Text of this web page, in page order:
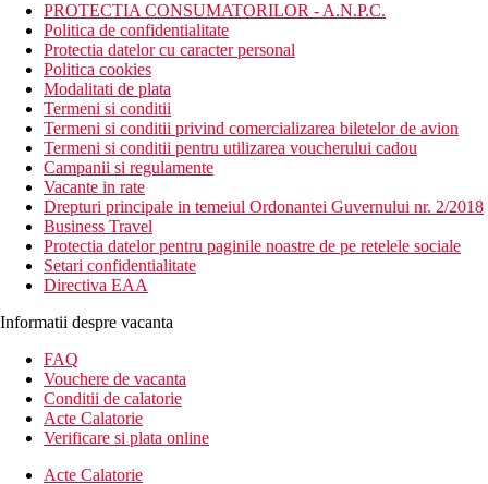
PROTECTIA CONSUMATORILOR - A.N.P.C.
Politica de confidentialitate
Protectia datelor cu caracter personal
Politica cookies
Modalitati de plata
Termeni si conditii
Termeni si conditii privind comercializarea biletelor de avion
Termeni si conditii pentru utilizarea voucherului cadou
Campanii si regulamente
Vacante in rate
Drepturi principale in temeiul Ordonantei Guvernului nr. 2/2018
Business Travel
Protectia datelor pentru paginile noastre de pe retelele sociale
Setari confidentialitate
Directiva EAA
Informatii despre vacanta
FAQ
Vouchere de vacanta
Conditii de calatorie
Acte Calatorie
Verificare si plata online
Acte Calatorie